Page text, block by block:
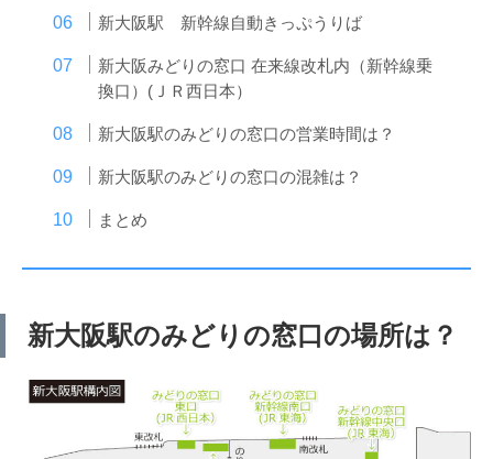
新大阪駅 新幹線自動きっぷうりば
新大阪みどりの窓口 在来線改札内（新幹線乗
換口）(ＪＲ西日本）
新大阪駅のみどりの窓口の営業時間は？
新大阪駅のみどりの窓口の混雑は？
まとめ
新大阪駅のみどりの窓口の場所は？